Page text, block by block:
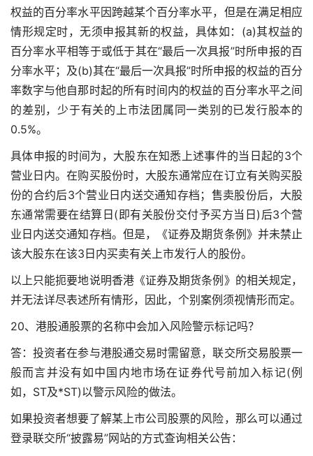
权益的百分率水平因跨越某个百分率水平，但是在满足相应
情形规定时，无须申报其新的权益，具体如：(a)其权益的
百分率水平相等于或低于其在“最后一次具报”时所申报的百
分率水平；及(b)其在“最后一次具报”时所申报的权益的百分
率数字与他自那时起的所有时间内的权益的百分率水平之间
的差别，少于有关的上市法团属同一类别的已发行股本的
0.5%。
具体申报的时间为，大股东在知悉上述事件的当日起的3个
营业日内。在购买股份时，大股东通常应在订立有关购买股
份的合约后3个营业日内送交通知存档；售卖股份后，大股
东通常需要在结算日(即有关股份交付予买方当日)后3个营
业日内送交通知存档。但是，《证券及期货条例》并未禁止
该大股东在该3日内买卖有关上市发行人的股份。
以上只能扼要地说明香港《证券及期货条例》的相关规定，
并无法详尽表述所有情形，因此，个别案例须视情形而定。
20、港股通股票的名称中会加入风险警示标记吗？
答：投资者在参与港股通交易时需留意，联交所交易股票一
般而言并没有如中国内地市场在证券代号前加入标记(例
如，ST及*ST)以警示风险的做法。
如果投资者想要了解某上市公司股票的风险，那么可以通过
登录联交所“披露易”网站的方式查询相关公告：